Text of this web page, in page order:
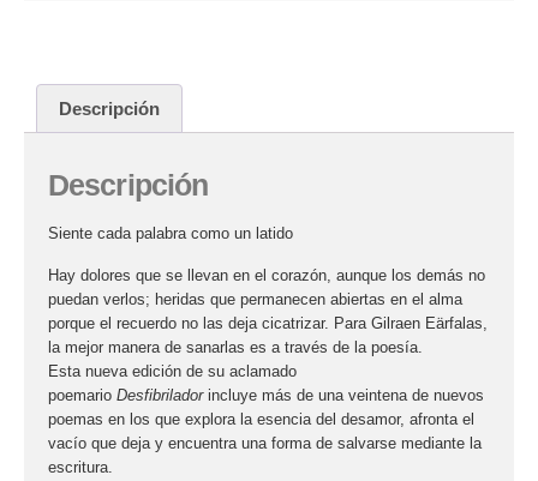
Descripción
Descripción
Siente cada palabra como un latido
Hay dolores que se llevan en el corazón, aunque los demás no
puedan verlos; heridas que permanecen abiertas en el alma
porque el recuerdo no las deja cicatrizar. Para Gilraen Eärfalas,
la mejor manera de sanarlas es a través de la poesía.
Esta nueva edición de su aclamado
poemario Desfibriladorincluye más de una veintena de nuevos
poemas en los que explora la esencia del desamor, afronta el
vacío que deja y encuentra una forma de salvarse mediante la
escritura.